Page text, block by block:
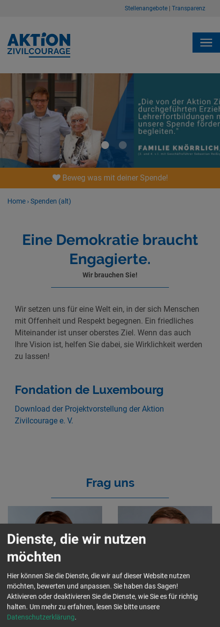
Stellenangebote Transparenz
1 2 3
Beweg was mit deiner Spende!
Home ›Spenden (alt)
Eine Demokratie braucht
Engagierte.
Wir brauchen Sie!
Wir setzen uns für eine Welt ein, in der sich Menschen
mit Offenheit und Respekt begegnen. Ein friedliches
Miteinander ist unser oberstes Ziel. Wenn das auch
Ihre Vision ist, helfen Sie dabei, sie Wirklichkeit werden
zu lassen!
Fondation de Luxembourg
Download der Projektvorstellung der Aktion
Zivilcourage e. V.
Frag uns
Claudia
Weichelt
stellvertretende
Sebastian Reißig
Geschäftsführer
Dienste, die wir nutzen
möchten
Hier können Sie die Dienste, die wir auf dieser Website nutzen
möchten, bewerten und anpassen. Sie haben das Sagen!
Aktivieren oder deaktivieren Sie die Dienste, wie Sie es für richtig
halten. Um mehr zu erfahren, lesen Sie bitte unsere
Datenschutzerklärung.